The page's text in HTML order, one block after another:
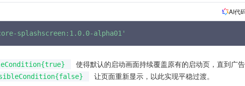
AI代
splashscreen:1.0.0-alpha01'
使得默认的启动画面持续覆盖原有的启动页，直到广
让页面重新显示，以此实现平稳过渡。